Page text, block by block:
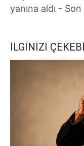
yanına aldı -